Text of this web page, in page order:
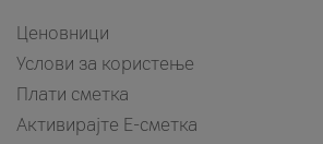
Ценовници
Услови за користење
Плати сметка
Активирајте Е-сметка